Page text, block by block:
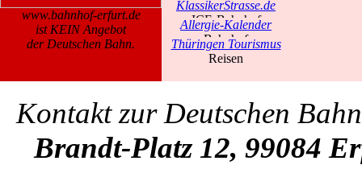
www.bahnhof-erfurt.de
ist KEIN Angebot
der Deutschen Bahn.
KlassikerStrasse.de
Allergie-Kalender
Thüringen Tourismus
Kontakt zur Deutschen
Brandt-Platz 12, 99084